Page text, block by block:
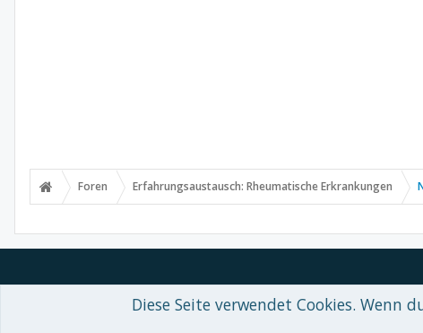
Foren Erfahrungsaustausch: Rheumatische Erkrankungen
Forum software by XenForo™© 2010-2018 XenForo Ltd.-Deutsch von
Diese Seite verwendet Cookies.